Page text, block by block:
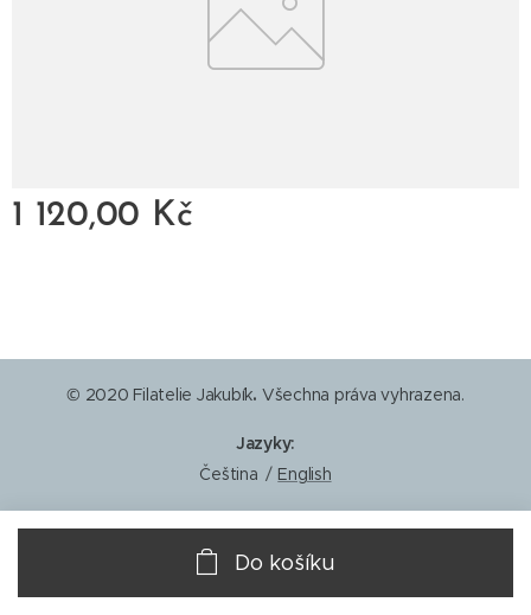
1 120,00 Kč
Do košíku
© 2020 Filatelie Jakubík. Všechna práva vyhrazena.
Jazyky
Čeština
English